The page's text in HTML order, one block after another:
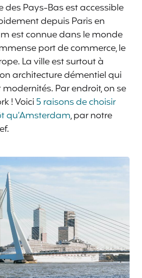
des Pays-Bas est accessible
depuis Paris en
est connue dans le monde
port de commerce, le
La ville est surtout à
architecture démentiel qui
Par endroit, on se
! Voici 5 raisons de choisir
qu’Amsterdam, par notre